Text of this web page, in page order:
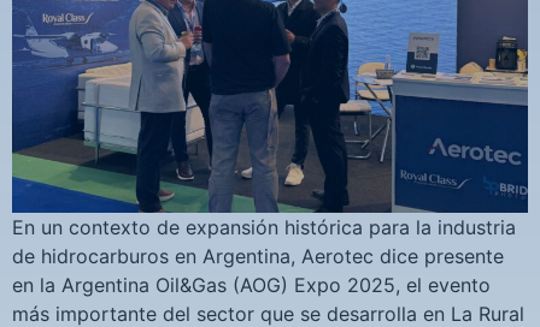
En un contexto de expansión histórica para la industria
de hidrocarburos en Argentina, Aerotec dice presente
en la Argentina Oil&Gas (AOG) Expo 2025, el evento
más importante del sector que se desarrolla en La Rural